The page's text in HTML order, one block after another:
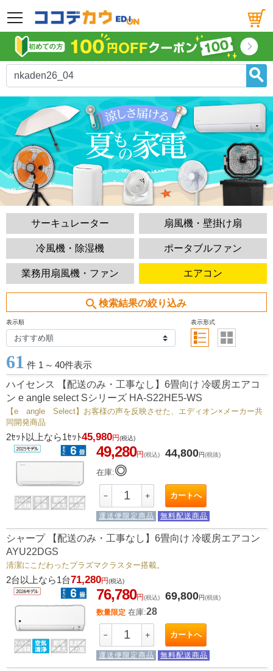
メニュー
サーキュレーター 扇風機・壁掛け扇
冷風機・除湿機 ポータブルファン
業務用扇風機・ファン エアコン
search 検索結果の絞り込み
表示順 表示形式
61 件 1 ～ 40件表示
ハイセンス 【配送のみ・工事なし】6畳向け 冷暖房エアコ
ン e angle select Sシリーズ HA-S22HE5-WS
【e angle Select】お客様の声を反映させた、エディオン×メーカー共
同開発商品
2ｾｯﾄ以上なら1ｾｯﾄ45,980円(税込)
49,280円(税込) 44,800円(税抜)
在庫:◎
－ ＋ カートへ
運送便限定商品 無料配送商品
シャープ 【配送のみ・工事なし】6畳向け 冷暖房エアコン
AYU22DGS
清潔にこだわったプラズマクラスター搭載。
2台以上なら1台71,280円(税込)
76,780円(税込) 69,800円(税抜)
数量限定 在庫:28
－ ＋ カートへ
運送便限定商品 無料配送商品